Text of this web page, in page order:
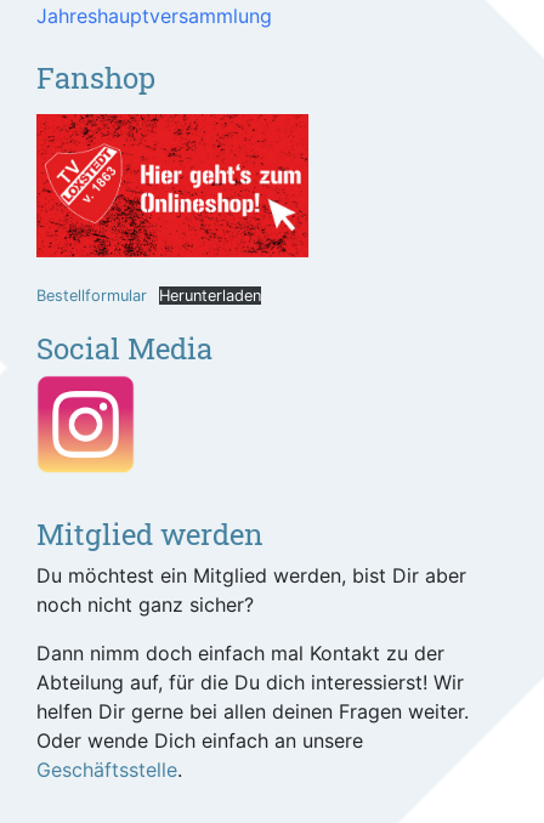
Jahreshauptversammlung
Fanshop
Bestellformular Herunterladen
Social Media
Mitglied werden
Du möchtest ein Mitglied werden, bist Dir aber
noch nicht ganz sicher?
Dann nimm doch einfach mal Kontakt zu der
Abteilung auf, für die Du dich interessierst! Wir
helfen Dir gerne bei allen deinen Fragen weiter.
Oder wende Dich einfach an unsere
Geschäftsstelle.